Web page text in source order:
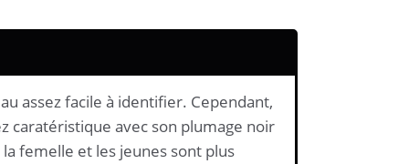
assez facile à identifier. Cependant,
caratéristique avec son plumage noir
femelle et les jeunes sont plus